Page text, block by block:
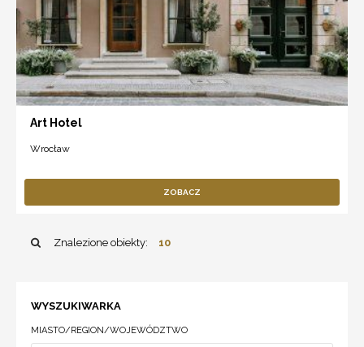
Art Hotel
Wrocław
ZOBACZ
Znalezione obiekty: 10
WYSZUKIWARKA
MIASTO/REGION/WOJEWÓDZTWO